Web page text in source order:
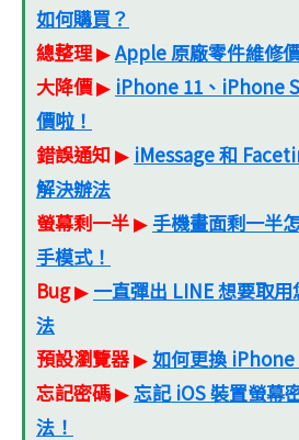
如何購買？
總整理▶Apple 原廠零件維修
大降價▶ iPhone 11、iPhone
價啦！
錯誤通知 ▶ iMessage 和
解決辦法
螢幕剩一半▶ 手機畫面剩一半
手模式！
Bug▶ 一直彈出 LINE 想要取
法
預設瀏覽器▶ 如何更換
忘記密碼▶忘記 iOS 裝置螢幕
法！